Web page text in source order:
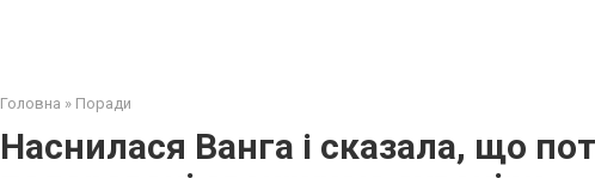
Головна » Поради
Наснилася Ванга і сказала, що